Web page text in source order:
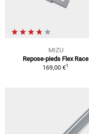
MIZU
Repose-pieds Flex Race
169,00 €1